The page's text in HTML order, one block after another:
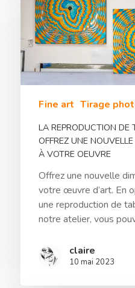
Fine art Tirage
LA REPRODUCTION DE
OFFREZ UNE
À VOTRE OEUVRE
Offrez une nouvelle
votre œuvre d’art. En
une reproduction de
notre atelier, vous
claire
10 mai 2023